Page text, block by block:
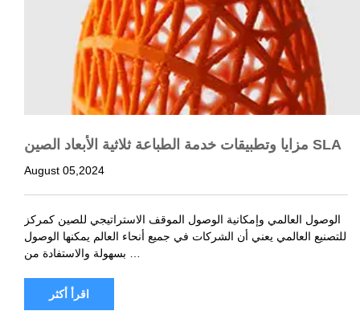
مزايا وتطبيقات خدمة الطباعة ثلاثية الأبعاد الصين SLA
August 05,2024
الوصول العالمي وإمكانية الوصول الموقف الاستراتيجي للصين كمركز
للتصنيع العالمي يعني أن الشركات في جميع أنحاء العالم يمكنها الوصول
اقرأ أكثر